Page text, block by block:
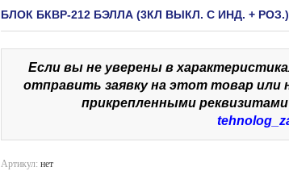
БЛОК БКВР-212 БЭЛЛА (3КЛ ВЫКЛ. С ИНД. +
Если вы не уверены в
отправить заявку на этот товар или
прикрепленными
Артикул: нет